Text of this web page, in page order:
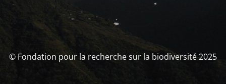
© Fondation pour la recherche sur la biodiversité 2025